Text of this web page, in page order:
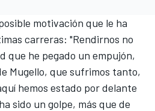
motivación que le ha
carreras: "Rendirnos no
que he pegado un empujón,
Mugello, que sufrimos tanto,
hemos estado por delante
sido un golpe, más que de